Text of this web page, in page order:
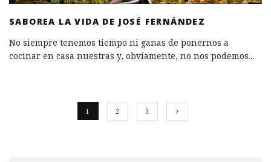
SABOREA LA VIDA DE JOSÉ FERNÁNDEZ
No siempre tenemos tiempo ni ganas de ponernos a
cocinar en casa nuestras y, obviamente, no nos podemos...
1 2 3